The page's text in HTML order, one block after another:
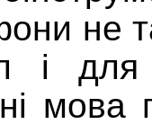
не
і
мова